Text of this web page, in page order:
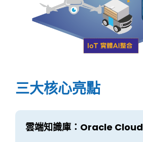
三大核心亮點
雲端知識庫：Oracle Cloud